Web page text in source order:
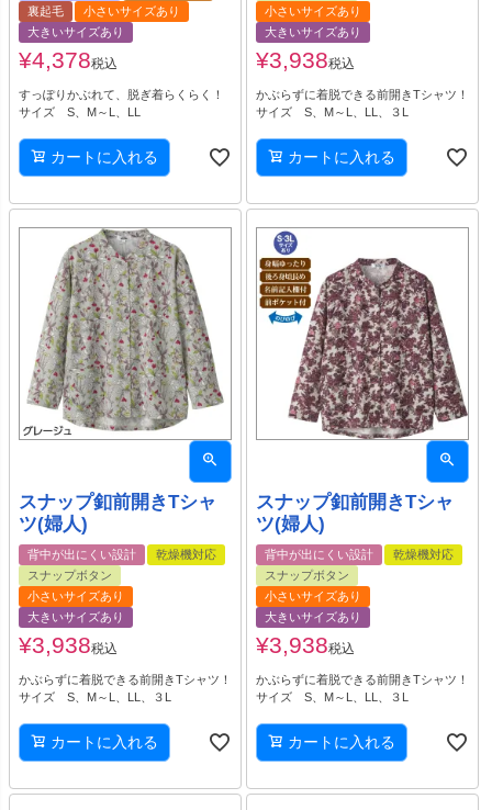
裏起毛
小さいサイズあり
大きいサイズあり
¥4,378税込
すっぽりかぶれて、脱ぎ着らくらく！
サイズ S、M～L、LL
カートに入れる
小さいサイズあり
大きいサイズあり
¥3,938税込
かぶらずに着脱できる前開きTシャツ！
サイズ S、M～L、LL、３L
カートに入れる
スナップ釦前開きTシャ
ツ(婦人)
背中が出にくい設計
乾燥機対応
スナップボタン
小さいサイズあり
大きいサイズあり
¥3,938税込
かぶらずに着脱できる前開きTシャツ！
サイズ S、M～L、LL、３L
カートに入れる
スナップ釦前開きTシャ
ツ(婦人)
背中が出にくい設計
乾燥機対応
スナップボタン
小さいサイズあり
大きいサイズあり
¥3,938税込
かぶらずに着脱できる前開きTシャツ！
サイズ S、M～L、LL、３L
カートに入れる